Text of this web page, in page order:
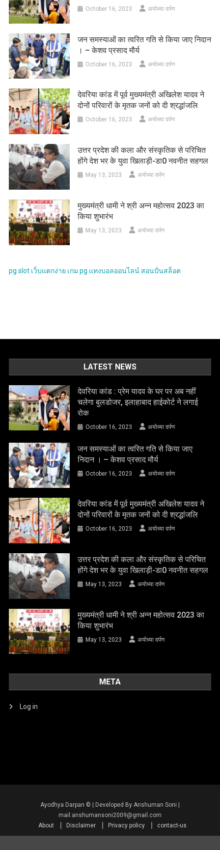
October 16, 2023 अयोध्या दर्पण
जन समस्याओं का त्वरित गति से किया जाए निदान
। – केशव प्रसाद मौर्य
October 16, 2023 अयोध्या दर्पण
देवरिया कांड में पूर्व मुख्यमंत्री अखिलेश यादव ने
दोनों परिवारों के मृतक जनों को दी श्रद्धांजलि
October 16, 2023 अयोध्या दर्पण
उत्तर प्रदेश की कला और संस्कृतिक से परिचित
होंगे देश भर के युवा खिलाड़ी-डा0 नवनीत सहगल
May 13, 2023 अयोध्या दर्पण
मुख्यमंत्री धामी ने श्री अन्न महोत्सव 2023 का
किया शुभारंभ
May 13, 2023 अयोध्या दर्पण
pg slot เว็บแตกง่าย เกม pg แทงบอลออนไลน์ สอนปั่นสล็อต
LATEST NEWS
देवरिया कांड : प्रेम यादव के घर पर अब नहीं
चलेगा बुलडोजर, इलाहाबाद हाईकोर्ट ने लगाई
रोक
October 16, 2023 अयोध्या दर्पण
जन समस्याओं का त्वरित गति से किया जाए
निदान । – केशव प्रसाद मौर्य
October 16, 2023 अयोध्या दर्पण
देवरिया कांड में पूर्व मुख्यमंत्री अखिलेश यादव ने
दोनों परिवारों के मृतक जनों को दी श्रद्धांजलि
October 16, 2023 अयोध्या दर्पण
उत्तर प्रदेश की कला और संस्कृतिक से परिचित
होंगे देश भर के युवा खिलाड़ी-डा0 नवनीत सहगल
May 13, 2023 अयोध्या दर्पण
मुख्यमंत्री धामी ने श्री अन्न महोत्सव 2023 का
किया शुभारंभ
May 13, 2023 अयोध्या दर्पण
META
Log in
About Disclaimer Privacy policy contact-us